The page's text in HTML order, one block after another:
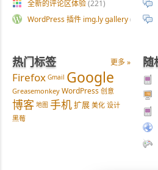
全新的评论区体验(221)
WordPress 插件 img.ly gallery(54)
更多 »
热门标签
Firefox Gmail Google
Greasemonkey WordPress 创意
博客 地图 手机扩展 美化 设计
黑莓
随